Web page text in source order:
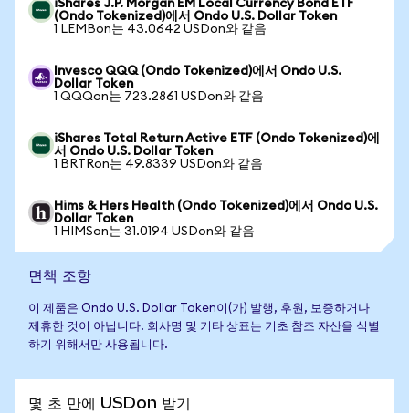
iShares J.P. Morgan EM Local Currency Bond ETF
(Ondo Tokenized)에서 Ondo U.S. Dollar Token
1 LEMBon는 43.0642 USDon와 같음
Invesco QQQ (Ondo Tokenized)에서 Ondo U.S.
Dollar Token
1 QQQon는 723.2861 USDon와 같음
iShares Total Return Active ETF (Ondo Tokenized)에
서 Ondo U.S. Dollar Token
1 BRTRon는 49.8339 USDon와 같음
Hims & Hers Health (Ondo Tokenized)에서 Ondo U.S.
Dollar Token
1 HIMSon는 31.0194 USDon와 같음
면책 조항
이 제품은 Ondo U.S. Dollar Token이(가) 발행, 후원, 보증하거나
제휴한 것이 아닙니다. 회사명 및 기타 상표는 기초 참조 자산을 식별
하기 위해서만 사용됩니다.
몇 초 만에 USDon 받기